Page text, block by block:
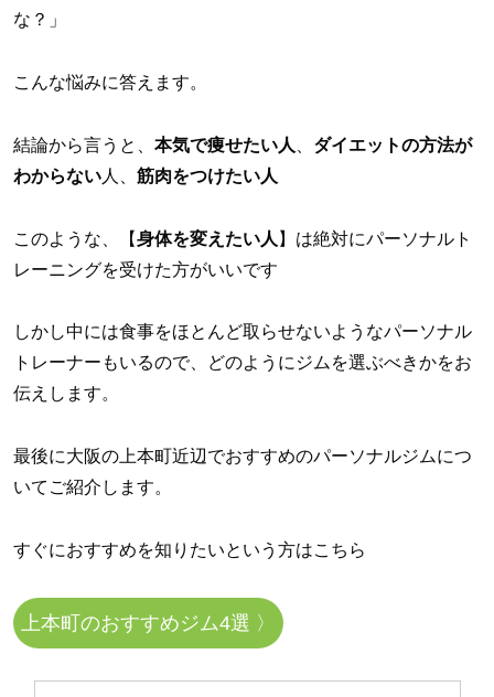
な？」
こんな悩みに答えます。
結論から言うと、 本気で痩せたい人
ダイエットの方法が
わからない人、 筋肉をつけたい人
このような、【身体を変えたい人 】は絶対にパーソナルト
レーニングを受けた方がいいです
しかし中には食事をほとんど取らせないようなパーソナル
トレーナーもいるので、どのようにジムを選ぶべきかをお
伝えします。
最後に大阪の上本町近辺でおすすめのパーソナルジムにつ
いてご紹介します。
すぐにおすすめを知りたいという方はこちら
上本町のおすすめジム4選 〉